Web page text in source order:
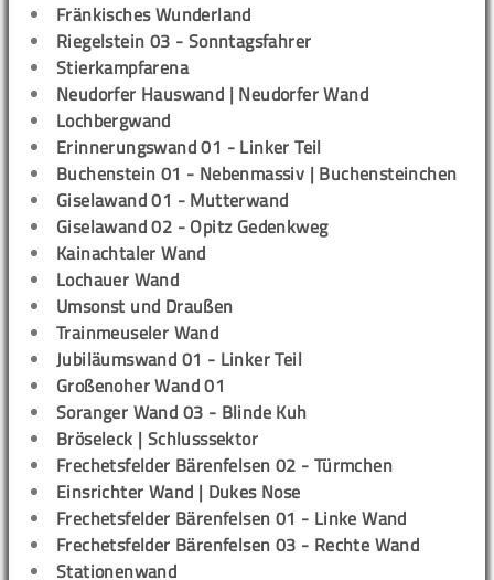
Fränkisches Wunderland
Riegelstein 03 - Sonntagsfahrer
Stierkampfarena
Neudorfer Hauswand | Neudorfer Wand
Lochbergwand
Erinnerungswand 01 - Linker Teil
Buchenstein 01 - Nebenmassiv | Buchensteinchen
Giselawand 01 - Mutterwand
Giselawand 02 - Opitz Gedenkweg
Kainachtaler Wand
Lochauer Wand
Umsonst und Draußen
Trainmeuseler Wand
Jubiläumswand 01 - Linker Teil
Großenoher Wand 01
Soranger Wand 03 - Blinde Kuh
Bröseleck | Schlusssektor
Frechetsfelder Bärenfelsen 02 - Türmchen
Einsrichter Wand | Dukes Nose
Frechetsfelder Bärenfelsen 01 - Linke Wand
Frechetsfelder Bärenfelsen 03 - Rechte Wand
Stationenwand